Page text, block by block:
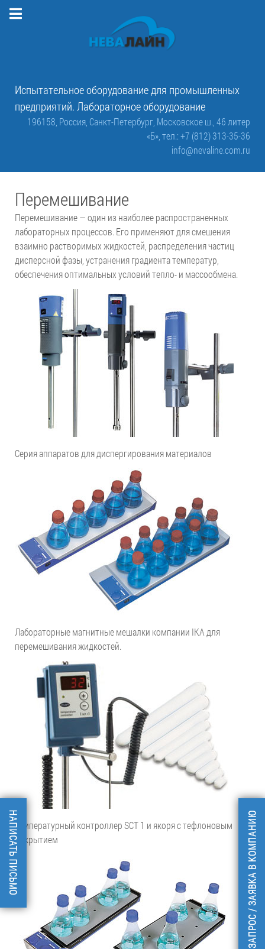
Испытательное оборудование для промышленных
предприятий. Лабораторное оборудование
196158, Россия, Санкт-Петербург, Московское ш., 46 литер
«Б», тел.: +7 (812) 313-35-36
info@nevaline.com.ru
Перемешивание
Перемешивание — один из наиболее распространенных
лабораторных процессов. Его применяют для смешения
взаимно растворимых жидкостей, распределения частиц
дисперсной фазы, устранения градиента температур,
обеспечения оптимальных условий тепло- и массообмена.
Серия аппаратов для диспергирования материалов
Лабораторные магнитные мешалки компании IKA для
перемешивания жидкостей.
Температурный контроллер SCT 1 и якоря с тефлоновым
покрытием
ЗАПРОС / ЗАЯВКА В КОМПАНИЮ
НАПИСАТЬ ПИСЬМО